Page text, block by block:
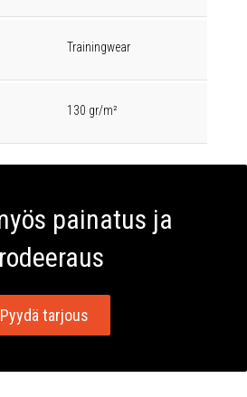
Trainingwear
130 gr/m²
painatus ja
Pyydä tarjous